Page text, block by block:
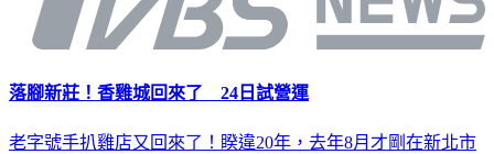
落腳新莊！香雞城回來了 24日試營運
老字號手扒雞店又回來了！睽違20年，去年8月才剛在新北市